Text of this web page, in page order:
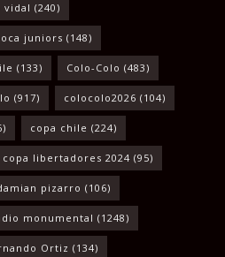
vidal (240)
juniors (148)
(133) Colo-Colo (483)
(917) colocolo2026 (104)
copa chile (224)
copa libertadores 2024 (95)
pizarro (106)
monumental (1248)
Ortiz (134)